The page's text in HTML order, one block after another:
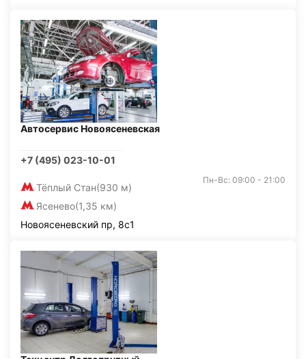
Автосервис Новоясеневская
+7 (495) 023-10-01
Тёплый Стан(930 м)
Ясенево(1,35 км)
Пн-Вс: 09:00 - 21:00
Новоясеневский пр, 8с1